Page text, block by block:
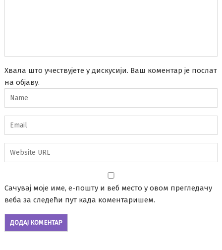
Хвала што учествујете у дискусији. Ваш коментар је послат
на објаву.
Сачувај моје име, е-пошту и веб место у овом прегледачу
веба за следећи пут када коментаришем.